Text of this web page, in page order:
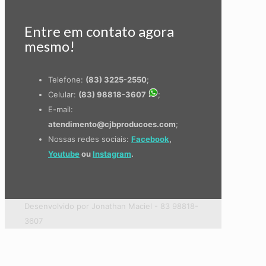
Entre em contato agora
mesmo!
Telefone: (83) 3225-2550;
Celular: (83) 98818-3607
;
E-mail:
atendimento@cjbproducoes.com;
Nossas redes sociais: Facebook,
Youtubeou Instagram.
Desenvolvido por Jonathan Maciel - 83 98818-
3607